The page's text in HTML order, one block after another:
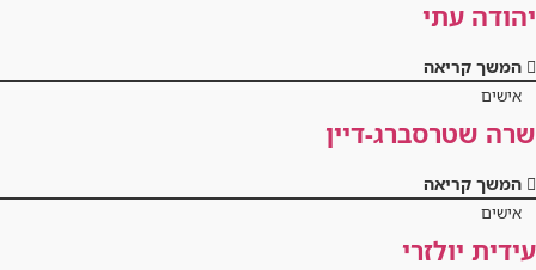
יהודה עתי
המשך קריאה
אישים
שרה שטרסברג-דיין
המשך קריאה
אישים
עידית יולזרי